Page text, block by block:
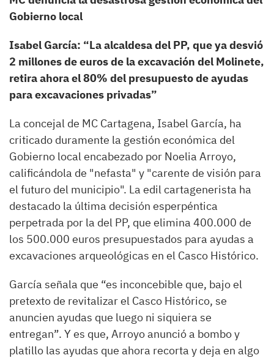
Gobierno local
Isabel García: “La alcaldesa del PP, que ya desvió
2 millones de euros de la excavación del Molinete,
retira ahora el 80% del presupuesto de ayudas
para excavaciones privadas”
La concejal de MC Cartagena, Isabel García, ha
criticado duramente la gestión económica del
Gobierno local encabezado por Noelia Arroyo,
calificándola de "nefasta" y "carente de visión para
el futuro del municipio". La edil cartagenerista ha
destacado la última decisión esperpéntica
perpetrada por la del PP, que elimina 400.000 de
los 500.000 euros presupuestados para ayudas a
excavaciones arqueológicas en el Casco Histórico.
García señala que “es inconcebible que, bajo el
pretexto de revitalizar el Casco Histórico, se
anuncien ayudas que luego ni siquiera se
entregan”. Y es que, Arroyo anunció a bombo y
platillo las ayudas que ahora recorta y deja en algo